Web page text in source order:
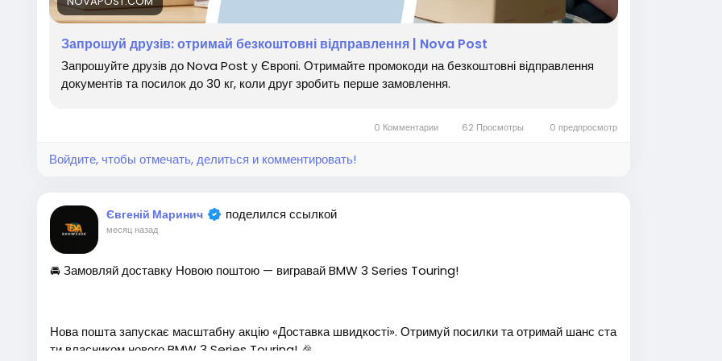
Запрошуйте друзів, користуйтеся сервісом Nova Post ще вигідніше та економте на міжнародних
відправленнях!https://novapost.com/uk-pl/more/referral-program/🚀📦
Запрошуй друзів: отримай безкоштовні відправлення | Nova Post
Запрошуйте друзів до Nova Post у Європі. Отримайте промокоди на безкоштовні відправлення
документів та посилок до 30 кг, коли друг зробить перше замовлення.
0 Комментарии 62 Просмотры 0 предпросмотр
Войдите, чтобы отмечать, делиться и комментировать!
Євгеній Маринич поделился ссылкой
месяц назад
🚘 Замовляй доставку Новою поштою — вигравай BMW 3 Series Touring!
Нова пошта запускає масштабну акцію «Доставка швидкості». Отримуй посилки та отримай шанс ста
ти власником нового BMW 3 Series Touring! 🎉